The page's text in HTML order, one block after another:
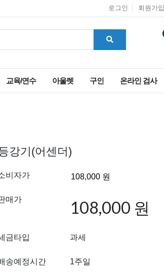
로그인 회원가입
교육/연수 아울렛 구인 온라인 검사
강기(어센더)
비자가
매가 108,000 원
금타입 과세
송예정시간 1주일